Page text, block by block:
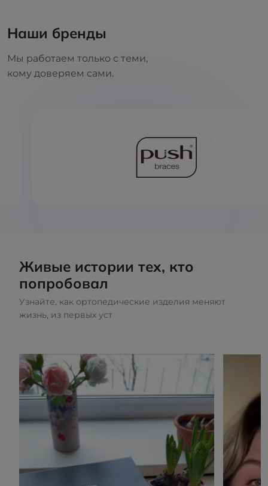
Наши бренды
Мы работаем только с теми,
кому доверяем сами.
Живые истории тех, кто
попробовал
Узнайте, как ортопедические изделия меняют
жизнь, из первых уст